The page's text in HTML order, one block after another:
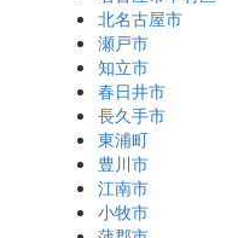
北名古屋市
瀬戸市
知立市
春日井市
長久手市
東浦町
豊川市
江南市
小牧市